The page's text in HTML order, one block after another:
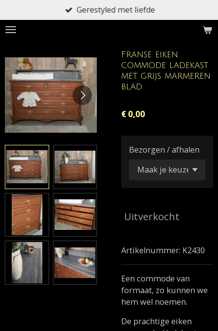
direct
naar
hoofdinhoud
Gerestyled met liefde
Franse eiken
commode ladekast
met grijs marmeren
blad
€ 0,00
Bezorgen / afhalen
Uitverkocht
Artikelnummer: K2430
Een commode van
formaat, zo kunnen we
hem wel noemen.
De prachtige eiken